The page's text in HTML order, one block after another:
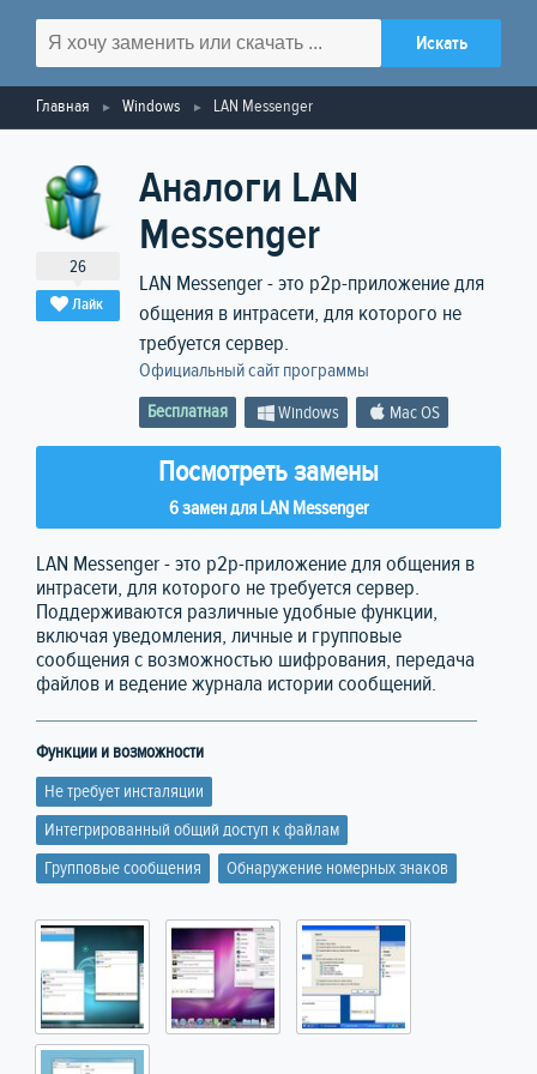
Главная Windows LAN Messenger
26
Лайк
Аналоги LAN
Messenger
LAN Messenger - это p2p-приложение для
общения в интрасети, для которого не
требуется сервер.
Официальный сайт программы
Бесплатная Windows Mac OS
Посмотреть замены
6 замен для LAN Messenger
LAN Messenger - это p2p-приложение для общения в
интрасети, для которого не требуется сервер.
Поддерживаются различные удобные функции,
включая уведомления, личные и групповые
сообщения с возможностью шифрования, передача
файлов и ведение журнала истории сообщений.
Функции и возможности
Не требует инсталяции
Интегрированный общий доступ к файлам
Групповые сообщения
Обнаружение номерных знаков